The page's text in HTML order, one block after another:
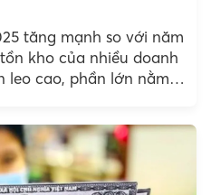
tăng mạnh so với năm
kho của nhiều doanh
leo cao, phần lớn nằm ở